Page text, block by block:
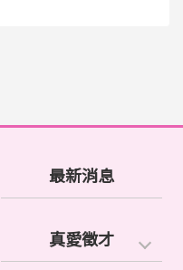
最新消息
真愛徵才